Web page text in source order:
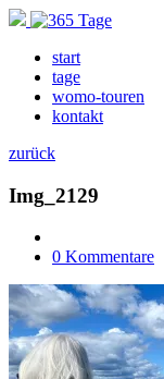
start
tage
womo-touren
kontakt
zurück
Img_2129
0 Kommentare